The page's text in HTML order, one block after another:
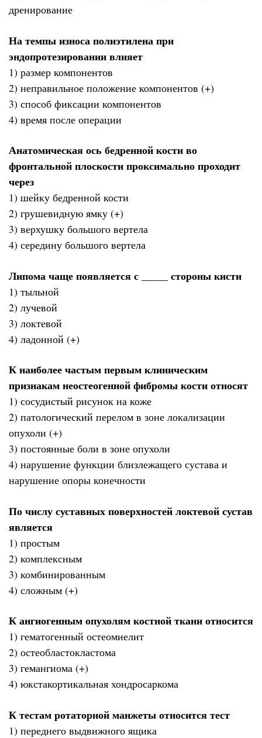
дренирование
На темпы износа полиэтилена при
эндопротезировании влияет
1) размер компонентов
2) неправильное положение компонентов (+)
3) способ фиксации компонентов
4) время после операции
Анатомическая ось бедренной кости во
фронтальной плоскости проксимально проходит
через
1) шейку бедренной кости
2) грушевидную ямку (+)
3) верхушку большого вертела
4) середину большого вертела
Липома чаще появляется с _____ стороны кисти
1) тыльной
2) лучевой
3) локтевой
4) ладонной (+)
К наиболее частым первым клиническим
признакам неостеогенной фибромы кости относят
1) сосудистый рисунок на коже
2) патологический перелом в зоне локализации
опухоли (+)
3) постоянные боли в зоне опухоли
4) нарушение функции близлежащего сустава и
нарушение опоры конечности
По числу суставных поверхностей локтевой сустав
является
1) простым
2) комплексным
3) комбинированным
4) сложным (+)
К ангиогенным опухолям костной ткани относится
1) гематогенный остеомиелит
2) остеобластокластома
3) гемангиома (+)
4) юкстакортикальная хондросаркома
К тестам ротаторной манжеты относится тест
1) переднего выдвижного ящика